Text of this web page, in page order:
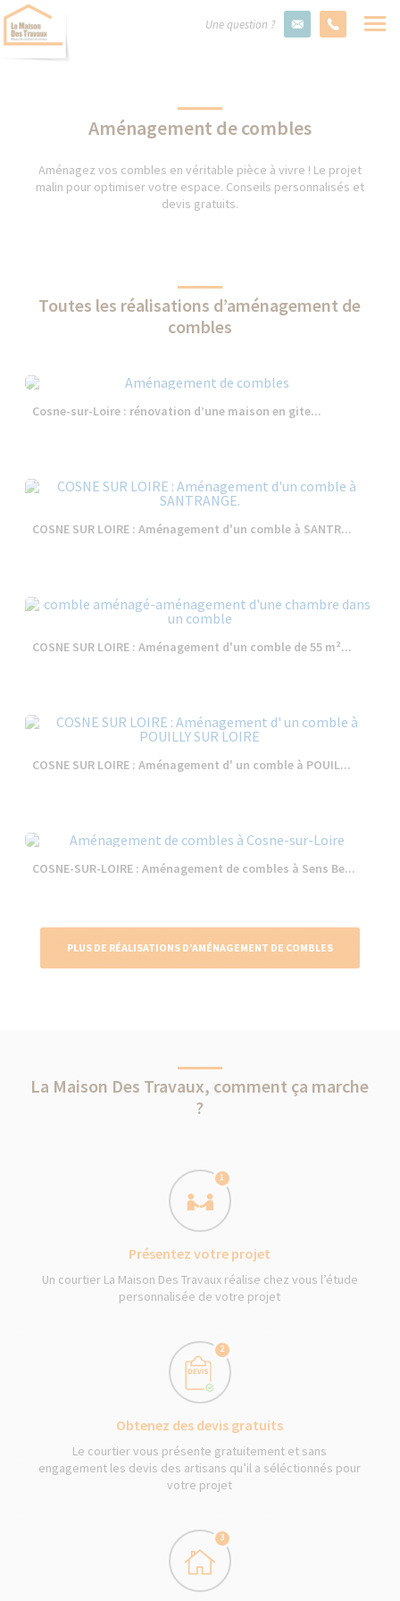
Une question ?
Aménagement de combles
Aménagez vos combles en véritable pièce à vivre ! Le projet
malin pour optimiser votre espace. Conseils personnalisés et
devis gratuits.
Toutes les réalisations d’aménagement de
combles
Cosne-sur-Loire : rénovation d’une maison en gite...
COSNE SUR LOIRE : Aménagement d'un comble à SANTR...
COSNE SUR LOIRE : Aménagement d'un comble de 55 m²...
COSNE SUR LOIRE : Aménagement d' un comble à POUIL...
COSNE-SUR-LOIRE : Aménagement de combles à Sens Be...
PLUS DE RÉALISATIONS D’AMÉNAGEMENT DE COMBLES
La Maison Des Travaux, comment ça marche
?
1
Présentez votre projet
Un courtier La Maison Des Travaux réalise chez vous l’étude
personnalisée de votre projet
2
Obtenez des devis gratuits
Le courtier vous présente gratuitement et sans
engagement les devis des artisans qu’il a séléctionnés pour
votre projet
3